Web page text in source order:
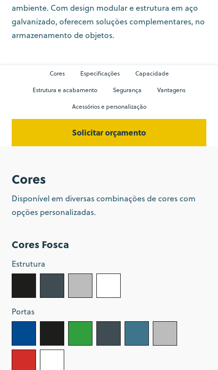
ambiente. Com design modular e estrutura em aço
galvanizado, oferecem soluções complementares, no
armazenamento de objetos.
Cores Especificações
Capacidade
Estrutura e acabamento
Segurança
Vantagens
Acessórios e personalização
Solicitar orçamento
Cores
Disponível em diversas combinações de cores com
opções personalizadas.
Cores Fosca
Estrutura
Portas